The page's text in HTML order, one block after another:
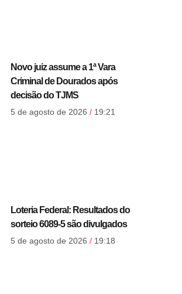
Novo juiz assume a 1ª Vara
Criminal de Dourados após
decisão do TJMS
5 de agosto de 2026 19:21
Loteria Federal: Resultados do
sorteio 6089-5 são divulgados
5 de agosto de 2026 19:18